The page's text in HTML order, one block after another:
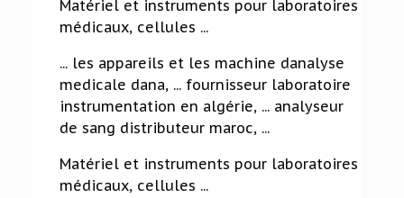
Matériel et instruments pour laboratoires
médicaux, cellules ...
... les appareils et les machine danalyse
medicale dana, ... fournisseur laboratoire
instrumentation en algérie, ... analyseur
de sang distributeur maroc, ...
Matériel et instruments pour laboratoires
médicaux, cellules ...